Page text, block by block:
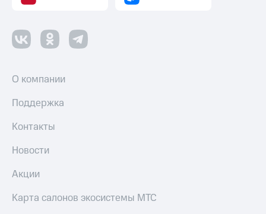
О компании
Поддержка
Контакты
Новости
Акции
Карта салонов экосистемы МТС